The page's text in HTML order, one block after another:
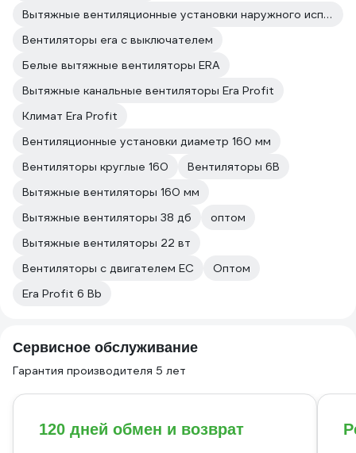
Вытяжные вентиляционные установки наружного исполнения
Вентиляторы era с выключателем
Белые вытяжные вентиляторы ERA
Вытяжные канальные вентиляторы Era Profit
Климат Era Profit
Вентиляционные установки диаметр 160 мм
Вентиляторы круглые 160
Вентиляторы 6В
Вытяжные вентиляторы 160 мм
Вытяжные вентиляторы 38 дб
оптом
Вытяжные вентиляторы 22 вт
Вентиляторы с двигателем ЕС
Оптом
Era Profit 6 Bb
Сервисное обслуживание
Гарантия производителя 5 лет
120 дней обмен и возврат